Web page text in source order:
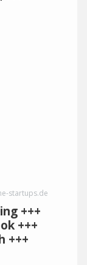
startups.de
+++
+++
+++